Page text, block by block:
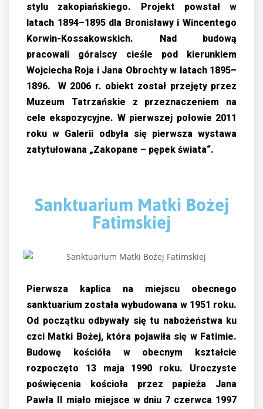
stylu zakopiańskiego. Projekt powstał
w
latach 1894–1895 dla Bronisławy i Wincentego
Korwin-Kossakowskich. Nad budową
pracowali
góralscy cieśle pod kierunkiem
Wojciecha Roja i Jana Obrochty w latach 1895–
1896. W 2006 r. obiekt został przejęty przez
Muzeum Tatrzańskie z przeznaczeniem na
cele ekspozycyjne. W pierwszej połowie 2011
roku w Galerii odbyła się pierwsza wystawa
zatytułowana „Zakopane – pępek świata“.
Sanktuarium Matki Bożej
Fatimskiej
Pierwsza kaplica na miejscu obecnego
sanktuarium została wybudowana w 1951 roku.
Od początku odbywały się tu nabożeństwa ku
czci Matki Bożej, która pojawiła się w Fatimie.
Budowę kościóła w obecnym kształcie
rozpoczęto 13 maja 1990 roku. Uroczyste
poświęcenia kościoła przez papieża Jana
Pawła II miało miejsce w dniu 7 czerwca 1997